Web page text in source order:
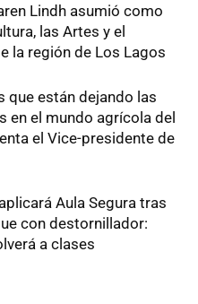
Lindh asumió como
las Artes y el
la región de Los Lagos
que están dejando las
en el mundo agrícola del
el Vice-presidente de
Aula Segura tras
con destornillador:
a clases